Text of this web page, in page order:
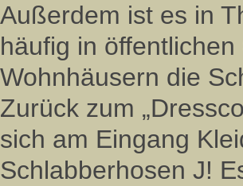
Außerdem ist es in
häufig in
Wohnhäusern die
Zurück zum
sich am Eingang
Schlabberhosen J!